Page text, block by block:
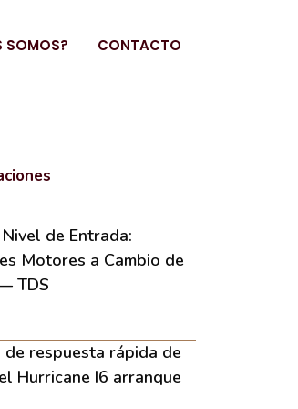
SOMOS? CONTACTO
de Entrada:
Motores a Cambio de
TDS
respuesta rápida de
Hurricane I6 arranque